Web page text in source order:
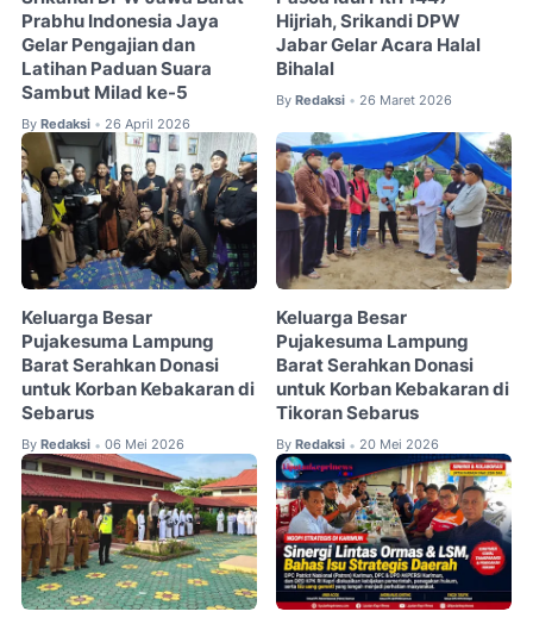
Prabhu Indonesia Jaya
Gelar Pengajian dan
Latihan Paduan Suara
Sambut Milad ke-5
By Redaksi • 26 April 2026
Hijriah, Srikandi DPW
Jabar Gelar Acara Halal
Bihalal
By Redaksi • 26 Maret 2026
Keluarga Besar
Pujakesuma Lampung
Barat Serahkan Donasi
untuk Korban Kebakaran di
Sebarus
By Redaksi • 06 Mei 2026
Keluarga Besar
Pujakesuma Lampung
Barat Serahkan Donasi
untuk Korban Kebakaran di
Tikoran Sebarus
By Redaksi • 20 Mei 2026